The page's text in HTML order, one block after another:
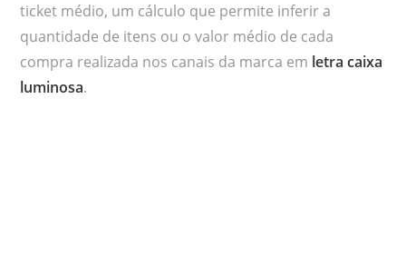
ticket médio, um cálculo que permite inferir a
quantidade de itens ou o valor médio de cada
compra realizada nos canais da marca em letra caixa
luminosa.